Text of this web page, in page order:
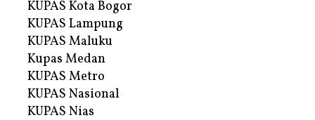
KUPAS Kota Bogor
KUPAS Lampung
KUPAS Maluku
Kupas Medan
KUPAS Metro
KUPAS Nasional
KUPAS Nias